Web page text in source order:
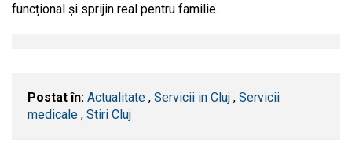
funcțional și sprijin real pentru familie.
Postat în: Actualitate , Servicii in Cluj , Servicii
medicale , Stiri Cluj